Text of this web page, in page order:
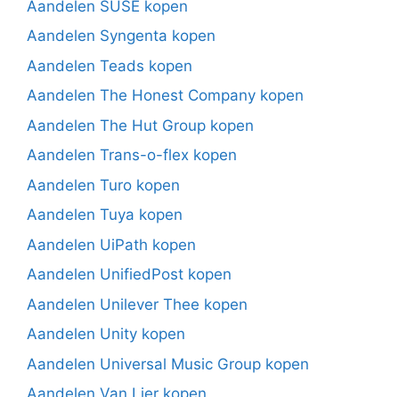
Aandelen SUSE kopen
Aandelen Syngenta kopen
Aandelen Teads kopen
Aandelen The Honest Company kopen
Aandelen The Hut Group kopen
Aandelen Trans-o-flex kopen
Aandelen Turo kopen
Aandelen Tuya kopen
Aandelen UiPath kopen
Aandelen UnifiedPost kopen
Aandelen Unilever Thee kopen
Aandelen Unity kopen
Aandelen Universal Music Group kopen